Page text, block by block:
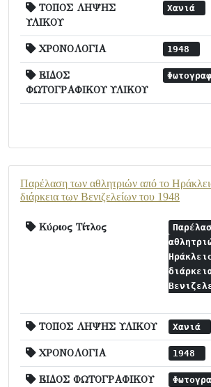
ΤΟΠΟΣ ΛΗΨΗΣ
ΥΛΙΚΟΥ
Χανιά
ΧΡΟΝΟΛΟΓΙΑ 1948
ΕΙΔΟΣ
ΦΩΤΟΓΡΑΦΙΚΟΥ ΥΛΙΚΟΥ
Παρέλαση των αθλητριών από το
διάρκεια των Βενιζελείων του 1948
Κύριος Τίτλος
ΤΟΠΟΣ ΛΗΨΗΣ ΥΛΙΚΟΥ Χανιά
ΧΡΟΝΟΛΟΓΙΑ 1948
ΕΙΔΟΣ ΦΩΤΟΓΡΑΦΙΚΟΥ